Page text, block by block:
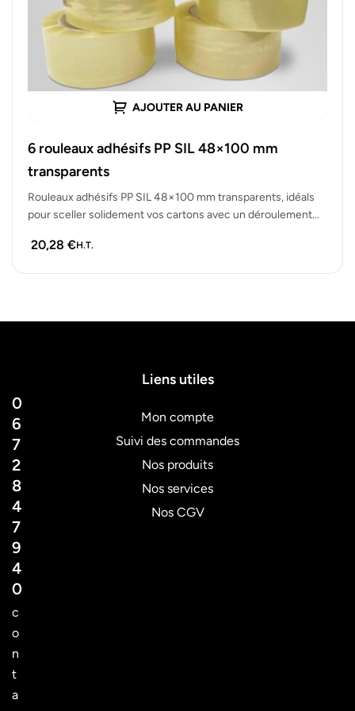
AJOUTER AU PANIER
6 rouleaux adhésifs PP SIL 48×100 mm
transparents
Rouleaux adhésifs PP SIL 48×100 mm transparents, idéals
pour sceller solidement vos cartons avec un déroulement
20,28 €H.T.
0
6
7
2
8
4
7
9
4
0
c
o
n
t
a
Liens utiles
Mon compte
Suivi des commandes
Nos produits
Nos services
Nos CGV